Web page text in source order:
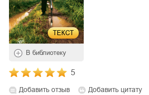
ТЕКСТ
В библиотеку
5
Добавить отзыв
Добавить цитату